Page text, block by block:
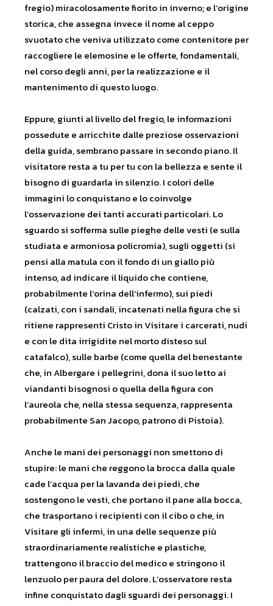
fregio) miracolosamente fiorito in inverno; e l’origine
storica, che assegna invece il nome al ceppo
svuotato che veniva utilizzato come contenitore per
raccogliere le elemosine e le offerte, fondamentali,
nel corso degli anni, per la realizzazione e il
mantenimento di questo luogo.
Eppure, giunti al livello del fregio, le informazioni
possedute e arricchite dalle preziose osservazioni
della guida, sembrano passare in secondo piano. Il
visitatore resta a tu per tu con la bellezza e sente il
bisogno di guardarla in silenzio. I colori delle
immagini lo conquistano e lo coinvolge
l’osservazione dei tanti accurati particolari. Lo
sguardo si sofferma sulle pieghe delle vesti (e sulla
studiata e armoniosa policromia), sugli oggetti (si
pensi alla matula con il fondo di un giallo più
intenso, ad indicare il liquido che contiene,
probabilmente l’orina dell’infermo), sui piedi
(calzati, con i sandali, incatenati nella figura che si
ritiene rappresenti Cristo in Visitare i carcerati, nudi
e con le dita irrigidite nel morto disteso sul
catafalco), sulle barbe (come quella del benestante
che, in Albergare i pellegrini, dona il suo letto ai
viandanti bisognosi o quella della figura con
l’aureola che, nella stessa sequenza, rappresenta
probabilmente San Jacopo, patrono di Pistoia).
Anche le mani dei personaggi non smettono di
stupire: le mani che reggono la brocca dalla quale
cade l’acqua per la lavanda dei piedi, che
sostengono le vesti, che portano il pane alla bocca,
che trasportano i recipienti con il cibo o che, in
Visitare gli infermi, in una delle sequenze più
straordinariamente realistiche e plastiche,
trattengono il braccio del medico e stringono il
lenzuolo per paura del dolore. L’osservatore resta
infine conquistato dagli sguardi dei personaggi. I